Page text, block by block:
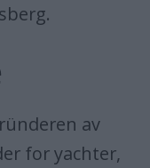
av
for yachter,